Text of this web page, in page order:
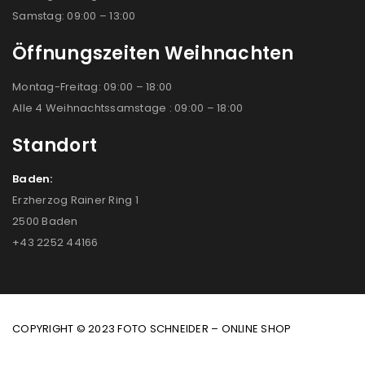
Samstag: 09:00 – 13:00
Öffnungszeiten Weihnachten
Montag-Freitag: 09:00 – 18:00
Alle 4 Weihnachtssamstage : 09:00 – 18:00
Standort
Baden:
Erzherzog Rainer Ring 1
2500 Baden
+43 2252 44166
COPYRIGHT © 2023 FOTO SCHNEIDER – ONLINE SHOP